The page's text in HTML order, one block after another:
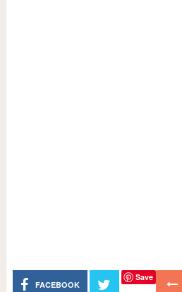
FACEBOOK
Save